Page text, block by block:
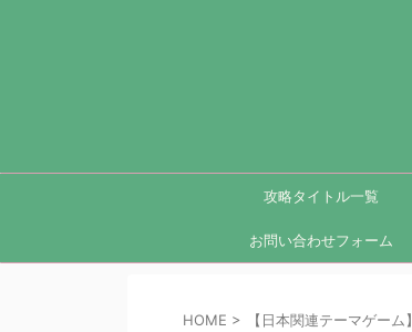
攻略タイトル一覧
お問い合わせフォーム
HOME > 【日本関連テーマゲーム】